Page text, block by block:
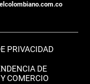
PRIVACIDAD
DE
COMERCIO